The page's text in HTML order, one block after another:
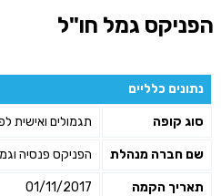
הפניקס גמל חו"ל
נתונים כלליים
סוג קופה תגמולים ואישית
שם חברה מנהלת הפניקס פנסיה
תאריך הקמה 01/11/2017
סכום חיסכון בקרן
אני מאשר את תנאיי השימוש
מאשר כי פרטיי ישמשו לקבלת פניות
פנסיוניים\ביטוח באמצעות טלפון, מייל או SMS מאיתנו או צד שלישי
שליחה